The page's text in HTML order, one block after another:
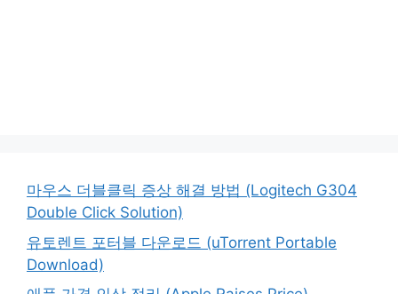
마우스 더블클릭 증상 해결 방법 (Logitech G304
Double Click Solution)
유토렌트 포터블 다운로드 (uTorrent Portable
Download)